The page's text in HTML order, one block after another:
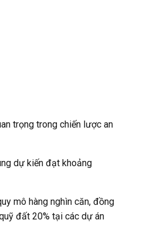
trọng trong chiến lược an
dự kiến đạt khoảng
mô hàng nghìn căn, đồng
đất 20% tại các dự án